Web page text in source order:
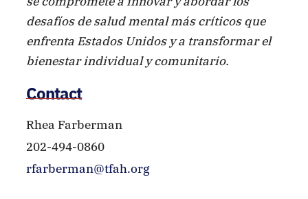
desafíos de salud mental más críticos que
enfrenta Estados Unidos y a transformar el
bienestar individual y comunitario.
@WellBeingTrust
Contact
Rhea Farberman
202-494-0860
rfarberman@tfah.org